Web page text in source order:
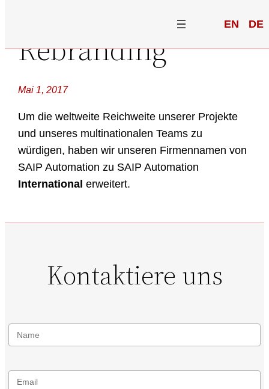
EN DE
Rebranding
Mai 1, 2017
Um die weltweite Reichweite unserer Projekte
und unseres multinationalen Teams zu
würdigen, haben wir unseren Firmennamen von
SAIP Automation zu SAIP Automation
International erweitert.
Kontaktiere uns